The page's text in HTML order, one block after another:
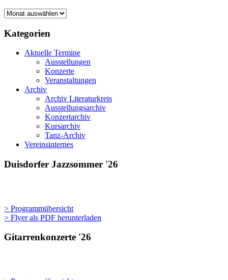
Gestern,
und
morgen
Kategorien
Aktuelle Termine
Ausstellungen
Konzerte
Veranstaltungen
Archiv
Archiv Literaturkreis
Ausstellungsarchiv
Konzertarchiv
Kursarchiv
Tanz-Archiv
Vereinsinternes
Duisdorfer Jazzsommer '26
> Programmübersicht
> Flyer als PDF herunterladen
Gitarrenkonzerte '26